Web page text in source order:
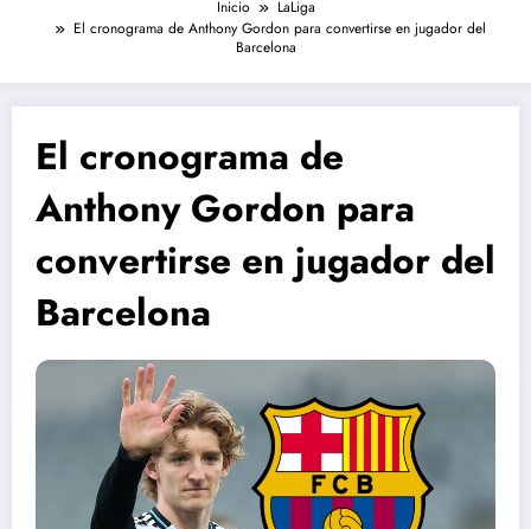
Inicio
LaLiga
El cronograma de Anthony Gordon para convertirse en jugador del
Barcelona
El cronograma de
Anthony Gordon para
convertirse en jugador del
Barcelona